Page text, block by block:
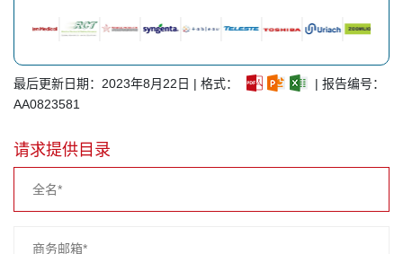
最后更新日期：2023年8月22日 | 格式：
| 报告编号：
AA0823581
请求提供目录